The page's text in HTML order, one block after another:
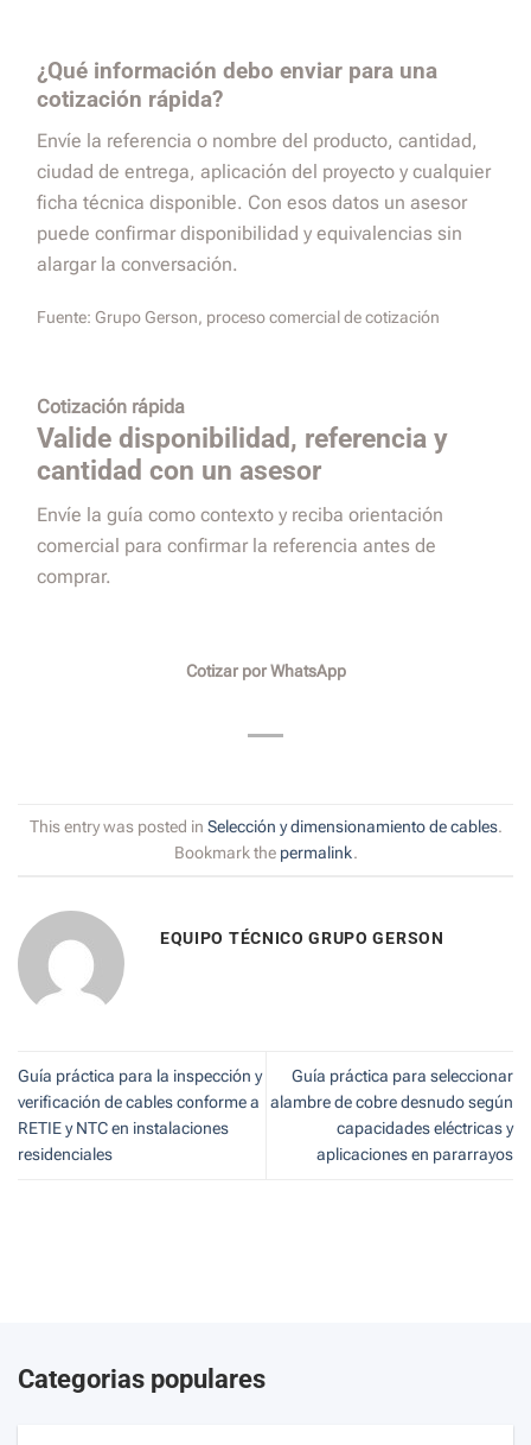
¿Qué información debo enviar para una
cotización rápida?
Envíe la referencia o nombre del producto, cantidad,
ciudad de entrega, aplicación del proyecto y cualquier
ficha técnica disponible. Con esos datos un asesor
puede confirmar disponibilidad y equivalencias sin
alargar la conversación.
Fuente: Grupo Gerson, proceso comercial de cotización
Cotización rápida
Valide disponibilidad, referencia y
cantidad con un asesor
Envíe la guía como contexto y reciba orientación
comercial para confirmar la referencia antes de
comprar.
Cotizar por WhatsApp
This entry was posted in Selección y dimensionamiento de cables.
Bookmark the permalink.
EQUIPO TÉCNICO GRUPO GERSON
Guía práctica para la inspección y
verificación de cables conforme a
RETIE y NTC en instalaciones
residenciales
Guía práctica para seleccionar
alambre de cobre desnudo según
capacidades eléctricas y
aplicaciones en pararrayos
Categorias populares